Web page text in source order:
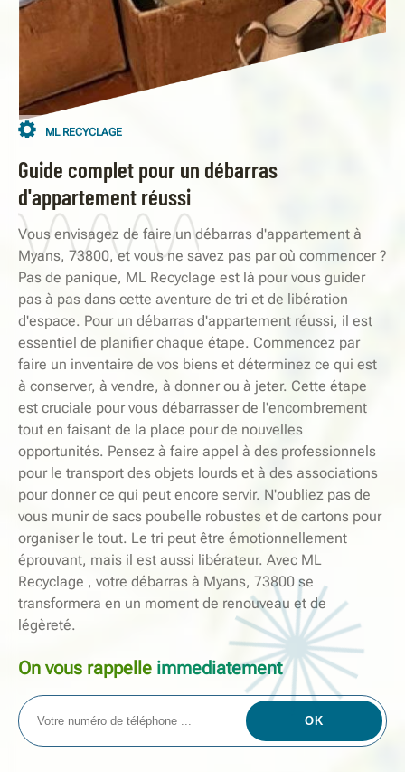
ML RECYCLAGE
Guide complet pour un débarras
d'appartement réussi
Vous envisagez de faire un débarras d'appartement à
Myans, 73800, et vous ne savez pas par où commencer ?
Pas de panique, ML Recyclage est là pour vous guider
pas à pas dans cette aventure de tri et de libération
d'espace. Pour un débarras d'appartement réussi, il est
essentiel de planifier chaque étape. Commencez par
faire un inventaire de vos biens et déterminez ce qui est
à conserver, à vendre, à donner ou à jeter. Cette étape
est cruciale pour vous débarrasser de l'encombrement
tout en faisant de la place pour de nouvelles
opportunités. Pensez à faire appel à des professionnels
pour le transport des objets lourds et à des associations
pour donner ce qui peut encore servir. N'oubliez pas de
vous munir de sacs poubelle robustes et de cartons pour
organiser le tout. Le tri peut être émotionnellement
éprouvant, mais il est aussi libérateur. Avec ML
Recyclage , votre débarras à Myans, 73800 se
transformera en un moment de renouveau et de
légèreté.
On vous rappelle immediatement